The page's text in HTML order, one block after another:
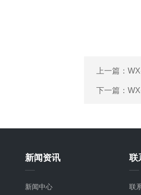
上一篇：
下一篇：
新闻资讯
新闻中心
联
联